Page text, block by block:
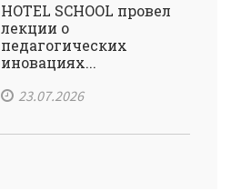
HOTEL SCHOOL провел
лекции о
педагогических
иновациях...
23.07.2026